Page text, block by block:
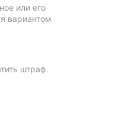
или его
вариантом
штраф.